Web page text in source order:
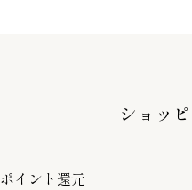
ショッ
ポイント還元